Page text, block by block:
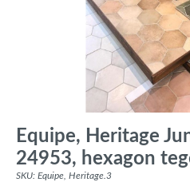
Equipe, Heritage
24953, hexagon
SKU: Equipe, Heritage.3